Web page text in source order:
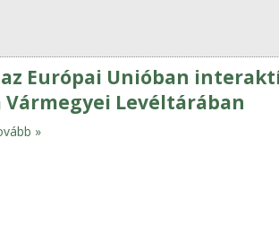
az Európai Unióban
Levéltárában
»